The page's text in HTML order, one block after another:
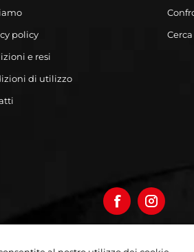
policy
e resi
di utilizzo
Cerca